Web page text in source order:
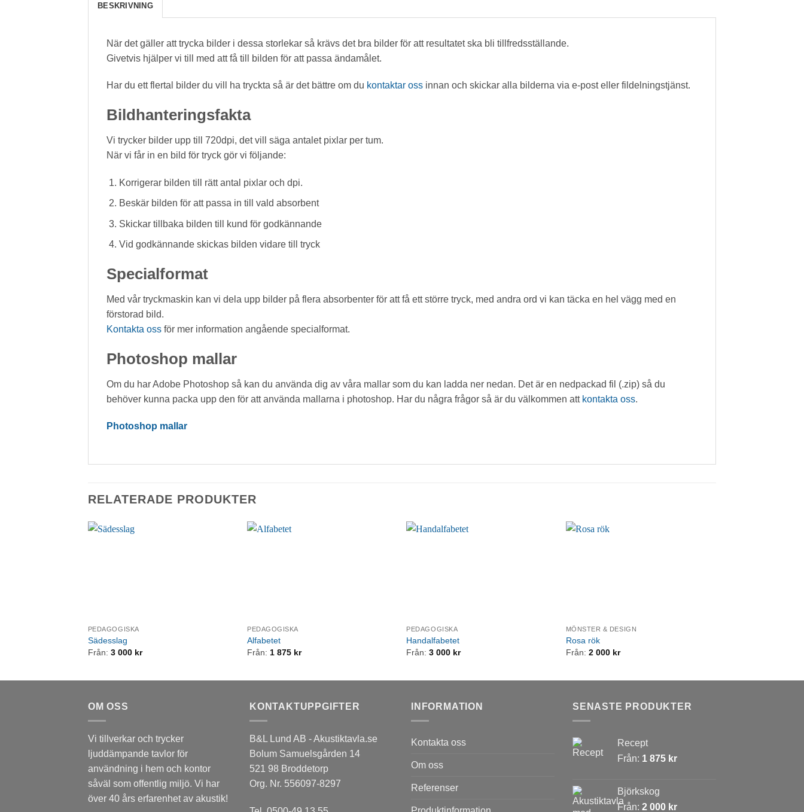
BESKRIVNING
När det gäller att trycka bilder i dessa storlekar så krävs det bra bilder för att resultatet ska bli tillfredsställande.
Givetvis hjälper vi till med att få till bilden för att passa ändamålet.
Har du ett flertal bilder du vill ha tryckta så är det bättre om du kontaktar oss innan och skickar alla bilderna via e-post eller fildelningstjänst.
Bildhanteringsfakta
Vi trycker bilder upp till 720dpi, det vill säga antalet pixlar per tum.
När vi får in en bild för tryck gör vi följande:
Korrigerar bilden till rätt antal pixlar och dpi.
Beskär bilden för att passa in till vald absorbent
Skickar tillbaka bilden till kund för godkännande
Vid godkännande skickas bilden vidare till tryck
Specialformat
Med vår tryckmaskin kan vi dela upp bilder på flera absorbenter för att få ett större tryck, med andra ord vi kan täcka en hel vägg med en
förstorad bild.
Kontakta oss för mer information angående specialformat.
Photoshop mallar
Om du har Adobe Photoshop så kan du använda dig av våra mallar som du kan ladda ner nedan. Det är en nedpackad fil (.zip) så du
behöver kunna packa upp den för att använda mallarna i photoshop. Har du några frågor så är du välkommen att kontakta oss.
Photoshop mallar
RELATERADE PRODUKTER
PEDAGOGISKA
Sädesslag
Från: 3 000 kr
PEDAGOGISKA
Alfabetet
Från: 1 875 kr
PEDAGOGISKA
Handalfabetet
Från:3 000 kr
MÖNSTER & DESIGN
Rosa rök
Från: 2 000 kr
OM OSS
Vi tillverkar och trycker
ljuddämpande tavlor för
användning i hem och kontor
såväl som offentlig miljö. Vi har
över 40 års erfarenhet av akustik!
KONTAKTUPPGIFTER
B&L Lund AB - Akustiktavla.se
Bolum Samuelsgården 14
521 98 Broddetorp
Org. Nr. 556097-8297
INFORMATION
Kontakta oss
Om oss
Referenser
SENASTE PRODUKTER
Recept
Från: 1 875 kr
Björkskog
Från: 2 000 kr